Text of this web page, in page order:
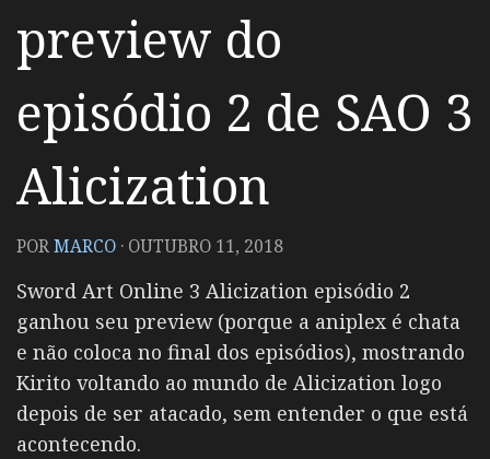
preview do
episódio 2 de SAO 3
Alicization
PORMARCO · OUTUBRO 11, 2018
Sword Art Online 3 Alicization episódio 2
ganhou seu preview (porque a aniplex é chata
e não coloca no final dos episódios), mostrando
Kirito voltando ao mundo de Alicization logo
depois de ser atacado, sem entender o que está
acontecendo.